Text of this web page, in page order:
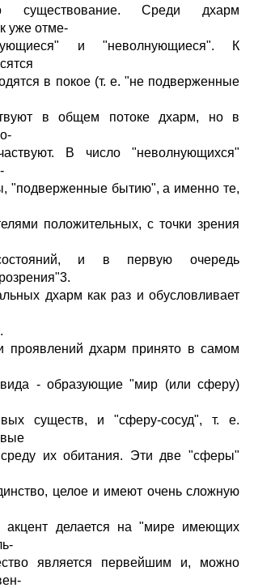
существование. Среди дхарм
уже отме-
и "неволнующиеся". К
в покое (т. е. "не подверженные
в общем потоке дхарм, но в
В число "неволнующихся"
"подверженные бытию", а именно те,
положительных, с точки зрения
состояний, и в первую очередь
дхарм как раз и обусловливает
проявлений дхарм принято в самом
- образующие "мир (или сферу)
существ, и "сферу-сосуд", т. е.
их обитания. Эти две "сферы"
целое и имеют очень сложную
акцент делается на "мире имеющих
является первейшим и, можно